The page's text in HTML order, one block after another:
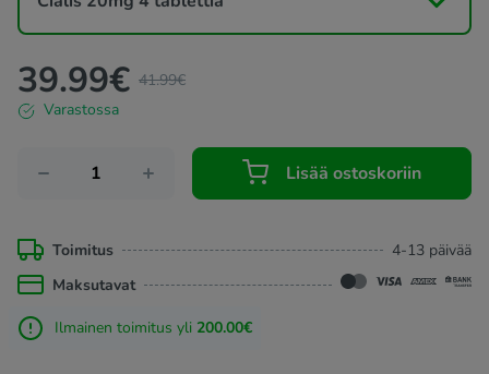
verkkoapteekista ilman reseptiä.
39.99€ 41.99€
Varastossa
Lisää ostoskoriin
Toimitus
4-13 päivää
Maksutavat
Ilmainen toimitus yli 200.00€